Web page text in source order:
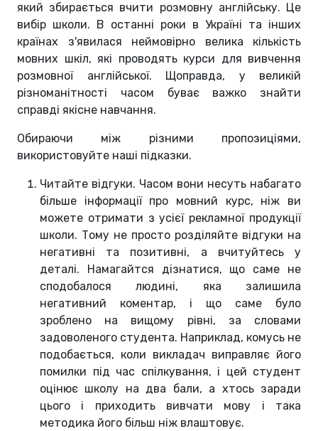
який збирається вчити розмовну англійську. Це
вибір школи. В останні роки в Україні та інших
країнах з'явилася неймовірно велика кількість
мовних шкіл, які проводять курси для вивчення
розмовної англійської. Щоправда, у великій
різноманітності часом буває важко знайти
справді якісне навчання.
Обираючи між різними пропозиціями,
використовуйте наші підказки.
Читайте відгуки. Часом вони несуть набагато
більше інформації про мовний курс, ніж ви
можете отримати з усієї рекламної продукції
школи. Тому не просто розділяйте відгуки на
негативні та позитивні, а вчитуйтесь у
деталі. Намагайтся дізнатися, що саме не
сподобалося людині, яка залишила
негативний коментар, і що саме було
зроблено на вищому рівні, за словами
задоволеного студента. Наприклад, комусь не
подобається, коли викладач виправляє його
помилки під час спілкування, і цей студент
оцінює школу на два бали, а хтось заради
цього і приходить вивчати мову і така
методика його більш ніж влаштовує.